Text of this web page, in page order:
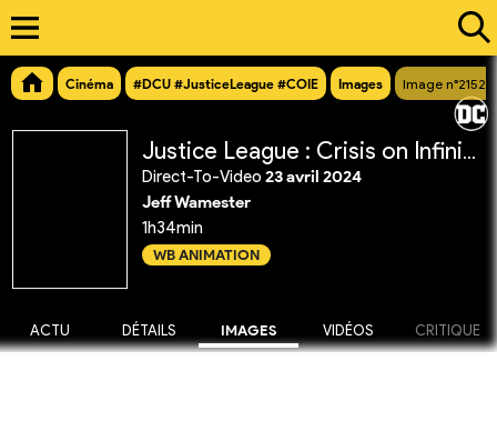
Cinéma #DCU #JusticeLeague #COIE Images Image n°21527
Justice League : Crisis on Infinite Earths Partie 2
Direct-To-Video 23 avril 2024
Jeff Wamester
1h34min
WB ANIMATION
ACTU DÉTAILS IMAGES VIDÉOS CRITIQUE